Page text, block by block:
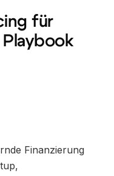
für
Playbook
Finanzierung